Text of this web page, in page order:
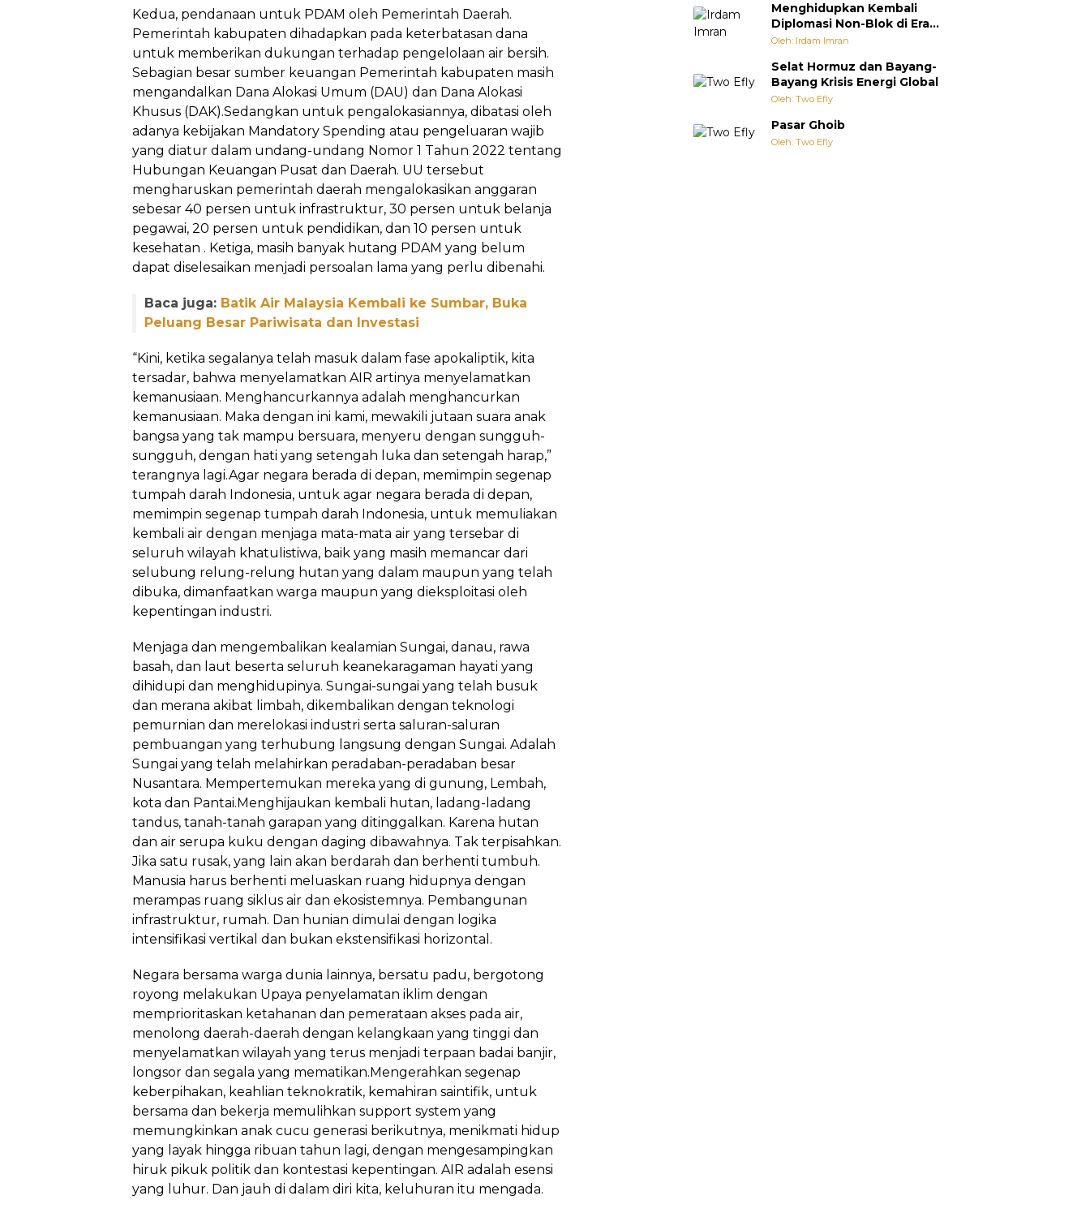
Kedua, pendanaan untuk PDAM oleh Pemerintah Daerah.
Pemerintah kabupaten dihadapkan pada keterbatasan dana
untuk memberikan dukungan terhadap pengelolaan air bersih.
Sebagian besar sumber keuangan Pemerintah kabupaten masih
mengandalkan Dana Alokasi Umum (DAU) dan Dana Alokasi
Khusus (DAK).Sedangkan untuk pengalokasiannya, dibatasi oleh
adanya kebijakan Mandatory Spending atau pengeluaran wajib
yang diatur dalam undang-undang Nomor 1 Tahun 2022 tentang
Hubungan Keuangan Pusat dan Daerah. UU tersebut
mengharuskan pemerintah daerah mengalokasikan anggaran
sebesar 40 persen untuk infrastruktur, 30 persen untuk belanja
pegawai, 20 persen untuk pendidikan, dan 10 persen untuk
kesehatan . Ketiga, masih banyak hutang PDAM yang belum
dapat diselesaikan menjadi persoalan lama yang perlu dibenahi.
Baca juga: Batik Air Malaysia Kembali ke Sumbar, Buka
Peluang Besar Pariwisata dan Investasi
“Kini, ketika segalanya telah masuk dalam fase apokaliptik, kita
tersadar, bahwa menyelamatkan AIR artinya menyelamatkan
kemanusiaan. Menghancurkannya adalah menghancurkan
kemanusiaan. Maka dengan ini kami, mewakili jutaan suara anak
bangsa yang tak mampu bersuara, menyeru dengan sungguh-
sungguh, dengan hati yang setengah luka dan setengah harap,”
terangnya lagi.Agar negara berada di depan, memimpin segenap
tumpah darah Indonesia, untuk agar negara berada di depan,
memimpin segenap tumpah darah Indonesia, untuk memuliakan
kembali air dengan menjaga mata-mata air yang tersebar di
seluruh wilayah khatulistiwa, baik yang masih memancar dari
selubung relung-relung hutan yang dalam maupun yang telah
dibuka, dimanfaatkan warga maupun yang dieksploitasi oleh
kepentingan industri.
Menjaga dan mengembalikan kealamian Sungai, danau, rawa
basah, dan laut beserta seluruh keanekaragaman hayati yang
dihidupi dan menghidupinya. Sungai-sungai yang telah busuk
dan merana akibat limbah, dikembalikan dengan teknologi
pemurnian dan merelokasi industri serta saluran-saluran
pembuangan yang terhubung langsung dengan Sungai. Adalah
Sungai yang telah melahirkan peradaban-peradaban besar
Nusantara. Mempertemukan mereka yang di gunung, Lembah,
kota dan Pantai.Menghijaukan kembali hutan, ladang-ladang
tandus, tanah-tanah garapan yang ditinggalkan. Karena hutan
dan air serupa kuku dengan daging dibawahnya. Tak terpisahkan.
Jika satu rusak, yang lain akan berdarah dan berhenti tumbuh.
Manusia harus berhenti meluaskan ruang hidupnya dengan
merampas ruang siklus air dan ekosistemnya. Pembangunan
infrastruktur, rumah. Dan hunian dimulai dengan logika
intensifikasi vertikal dan bukan ekstensifikasi horizontal.
Negara bersama warga dunia lainnya, bersatu padu, bergotong
royong melakukan Upaya penyelamatan iklim dengan
memprioritaskan ketahanan dan pemerataan akses pada air,
menolong daerah-daerah dengan kelangkaan yang tinggi dan
menyelamatkan wilayah yang terus menjadi terpaan badai banjir,
longsor dan segala yang mematikan.Mengerahkan segenap
keberpihakan, keahlian teknokratik, kemahiran saintifik, untuk
bersama dan bekerja memulihkan support system yang
memungkinkan anak cucu generasi berikutnya, menikmati hidup
yang layak hingga ribuan tahun lagi, dengan mengesampingkan
hiruk pikuk politik dan kontestasi kepentingan. AIR adalah esensi
yang luhur. Dan jauh di dalam diri kita, keluhuran itu mengada.
Menghidupkan Kembali
Diplomasi Non-Blok di Era
Multipolar
Oleh: Irdam Imran
Selat Hormuz dan Bayang-
Bayang Krisis Energi Global
Oleh: Two Efly
Pasar Ghoib
Oleh: Two Efly